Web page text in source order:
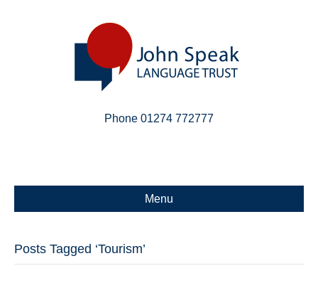
Phone 01274 772777
Menu
Posts Tagged ‘Tourism’